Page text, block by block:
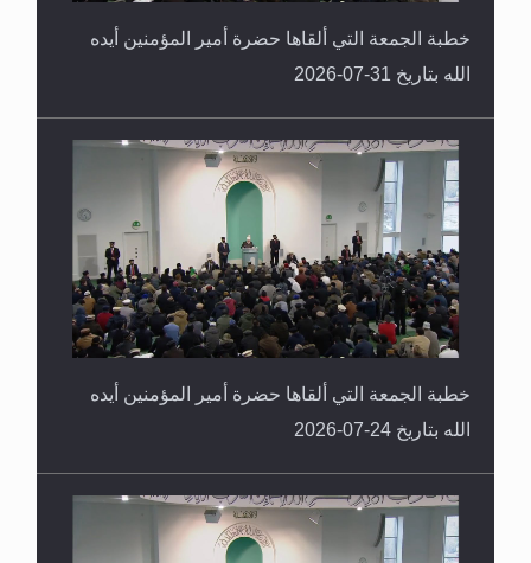
خطبة الجمعة التي ألقاها حضرة أمير المؤمنين أيده
الله بتاريخ 31-07-2026
خطبة الجمعة التي ألقاها حضرة أمير المؤمنين أيده
الله بتاريخ 24-07-2026